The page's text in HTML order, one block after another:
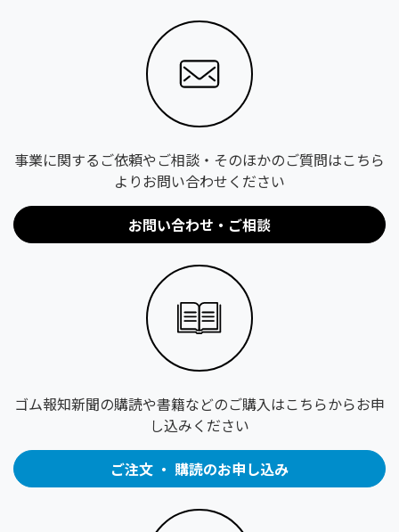
事業に関するご依頼やご相談・そのほかのご質問はこちら
よりお問い合わせください
お問い合わせ・ご相談
ゴム報知新聞の購読や書籍などのご購入はこちらからお申
し込みください
ご注文 ・ 購読のお申し込み